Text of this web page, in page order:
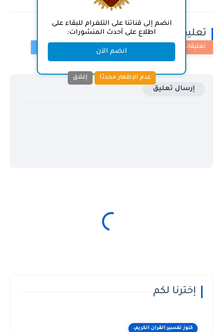
تعليقات
إرسال تعليق
إخترنا لكم
كنوز تفسير القران الكريم،
انضم إلى قناتنا على التلغرام للبقاء على
اطلاع على أحدث المنشورات:
انضم الآن
عدم الإظهار مجددًا إغلاق